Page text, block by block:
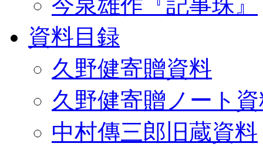
資料目録
久野健寄贈資料
久野健寄贈ノート
中村傳三郎旧蔵資料